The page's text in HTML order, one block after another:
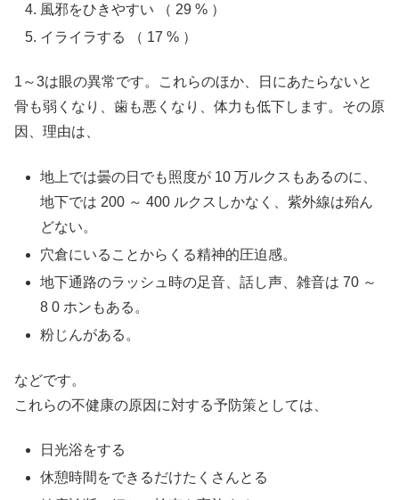
風邪をひきやすい （ 29 % ）
イライラする （ 17 % ）
1～3は眼の異常です。これらのほか、日にあたらないと
骨も弱くなり、歯も悪くなり、体力も低下します。その原
因、理由は、
地上では曇の日でも照度が 10 万ルクスもあるのに、
地下では 200 ～ 400 ルクスしかなく、紫外線は殆ん
どない。
穴倉にいることからくる精神的圧迫感。
地下通路のラッシュ時の足音、話し声、雑音は 70 ～
8 0 ホンもある。
粉じんがある。
などです。
これらの不健康の原因に対する予防策としては、
日光浴をする
休憩時間をできるだけたくさんとる